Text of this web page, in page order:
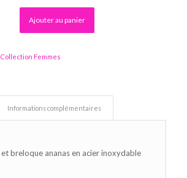
Ajouter au panier
Collection Femmes
Informations complémentaires
breloque ananas en acier inoxydable